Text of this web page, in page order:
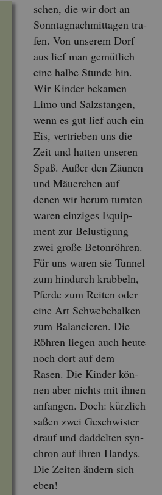
schen, die wir dort an
Sonn­tag­nach­mit­ta­gen tra­
fen. Von un­se­rem Dorf
aus lief man ge­müt­lich
eine halbe Stun­de hin.
Wir Kin­der be­ka­men
Limo und Salz­stan­gen,
wenn es gut lief auch ein
Eis, ver­trie­ben uns die
Zeit und hat­ten un­se­ren
Spaß. Außer den Zäu­nen
und Mäu­er­chen auf
denen wir herum turn­ten
waren ein­zi­ges Equip­
ment zur Be­lus­ti­gung
zwei große Be­ton­röh­ren.
Für uns waren sie Tun­nel
zum hin­durch krab­beln,
Pfer­de zum Rei­ten oder
eine Art Schwe­be­bal­ken
zum Ba­lan­cie­ren. Die
Röh­ren lie­gen auch heute
noch dort auf dem
Rasen. Die Kin­der kön­
nen aber nichts mit ihnen
an­fan­gen. Doch: kürz­lich
saßen zwei Ge­schwis­ter
drauf und dad­del­ten syn­
chron auf ihren Han­dys.
Die Zei­ten än­dern sich
eben!